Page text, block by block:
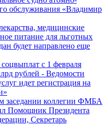
обслуживания «Владимир
медицинские
питание для льготных
будет направлено еще
с 1 февраля
рублей - Ведомости
идет регистрация на
заседании коллегии ФМБА
Помощник Президента
Секретарь